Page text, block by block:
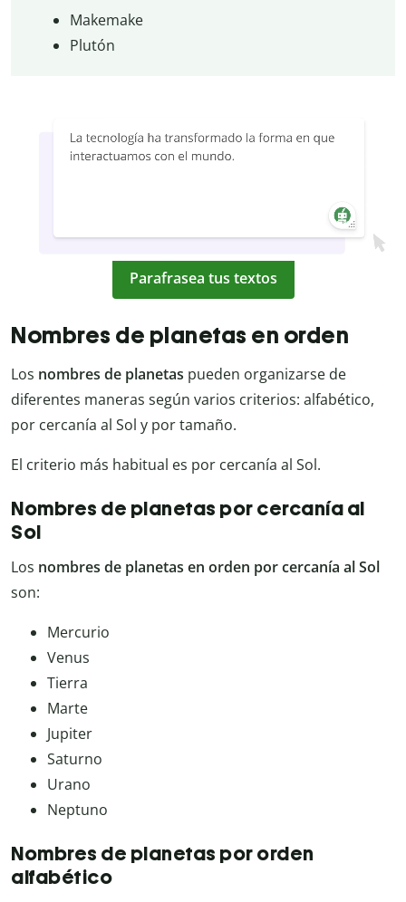
Makemake
Plutón
Parafrasea tus textos
Nombres de planetas en orden
Los nombres de planetas pueden organizarse de
diferentes maneras según varios criterios: alfabético,
por cercanía al Sol y por tamaño.
El criterio más habitual es por cercanía al Sol.
Nombres de planetas por cercanía al
Sol
Los nombres de planetas en orden por cercanía al Sol
son:
Mercurio
Venus
Tierra
Marte
Jupiter
Saturno
Urano
Neptuno
Nombres de planetas por orden
alfabético